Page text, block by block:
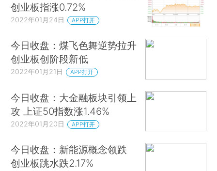
创业板指涨0.72%
2022年01月24日 APP打开
今日收盘：煤飞色舞逆势拉升
创业板创阶段新低
2022年01月21日 APP打开
今日收盘：大金融板块引领上
攻 上证50指数涨1.46%
2022年01月20日 APP打开
今日收盘：新能源概念领跌
创业板跳水跌2.17%